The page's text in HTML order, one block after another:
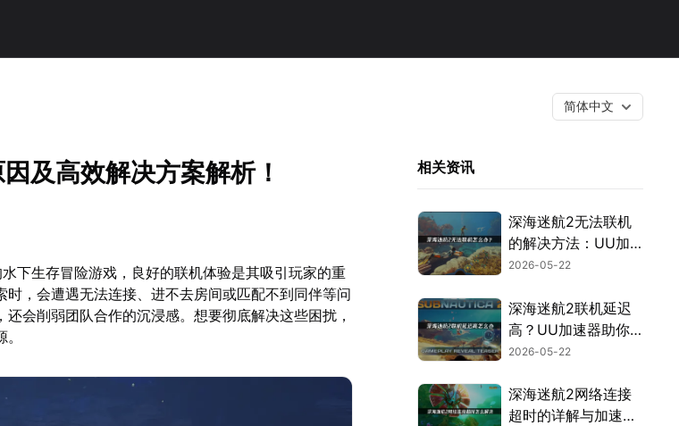
简体中文
及高效解决方案解析！
下生存冒险游戏，良好的联机体验是其吸引玩家的重
，会遭遇无法连接、进不去房间或匹配不到同伴等问
会削弱团队合作的沉浸感。想要彻底解决这些困扰，
相关资讯
深海迷航2无法联机
的解决方法：UU加
速器畅游异星水域！
2026-05-22
深海迷航2联机延迟
高？UU加速器助你
畅玩！
2026-05-22
深海迷航2网络连接
超时的详解与加速优